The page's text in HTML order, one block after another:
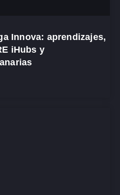
Innova: aprendizajes,
iHubs y